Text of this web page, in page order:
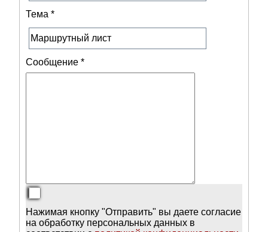
Тема *
Сообщение *
Нажимая кнопку "Отправить" вы даете согласие
на обработку персональных данных в